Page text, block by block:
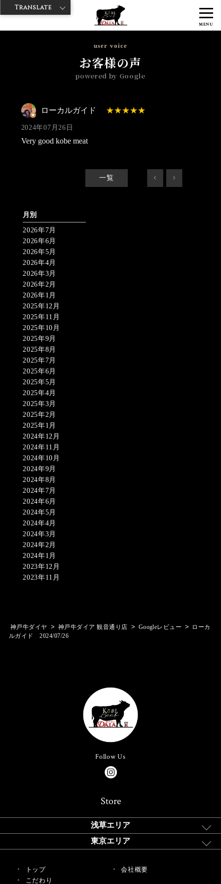
MENU
神戸牛ダイヤ > 神戸牛ダイア 観音通り店
ローカ
user voice
お客様の声
powered by Google
ローカルガイド
2024年07月26日
Very good kobe meat
一覧 < >
月別
2026年7月
2026年6月
2026年5月
2026年4月
2026年3月
2026年2月
2026年1月
2025年12月
2025年11月
2025年10月
2025年9月
2025年8月
2025年7月
2025年6月
2025年5月
2025年4月
2025年3月
2025年2月
2025年1月
2024年12月
2024年11月
2024年10月
2024年9月
2024年8月
2024年7月
2024年6月
2024年5月
2024年4月
2024年3月
2024年2月
2024年1月
2023年12月
2023年11月
神戸牛ダイヤ > 神戸牛ダイア 観音通り店 > Googleレビュー >
ローカ
ルガイド 2024/07/26
Follow Us
Store
浅草エリア
東京エリア
トップ
こだわり
会社概要
Translate